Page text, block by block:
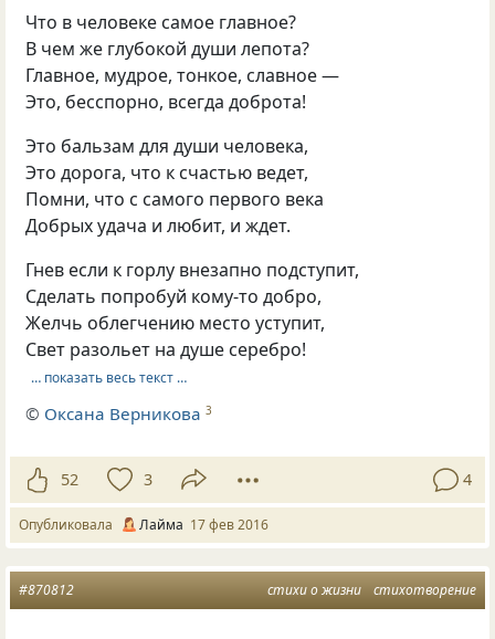
Что в человеке самое главное?
В чем же глубокой души лепота?
Главное, мудрое, тонкое, славное —
Это, бесспорно, всегда доброта!
Это бальзам для души человека,
Это дорога, что к счастью ведет,
Помни, что с самого первого века
Добрых удача и любит, и ждет.
Гнев если к горлу внезапно подступит,
Сделать попробуй кому-то добро,
Желчь облегчению место уступит,
Свет разольет на душе серебро!
… показать весь текст …
© Оксана Верникова 3
52 3 4
Опубликовала Лайма 17 фев 2016
стихи о жизни стихотворение
#870812